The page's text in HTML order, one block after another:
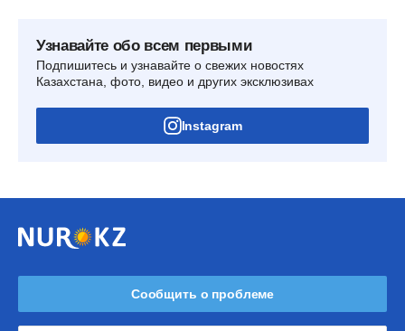
Узнавайте обо всем первыми
Подпишитесь и узнавайте о свежих новостях
Казахстана, фото, видео и других эксклюзивах
Instagram
Сообщить о проблеме